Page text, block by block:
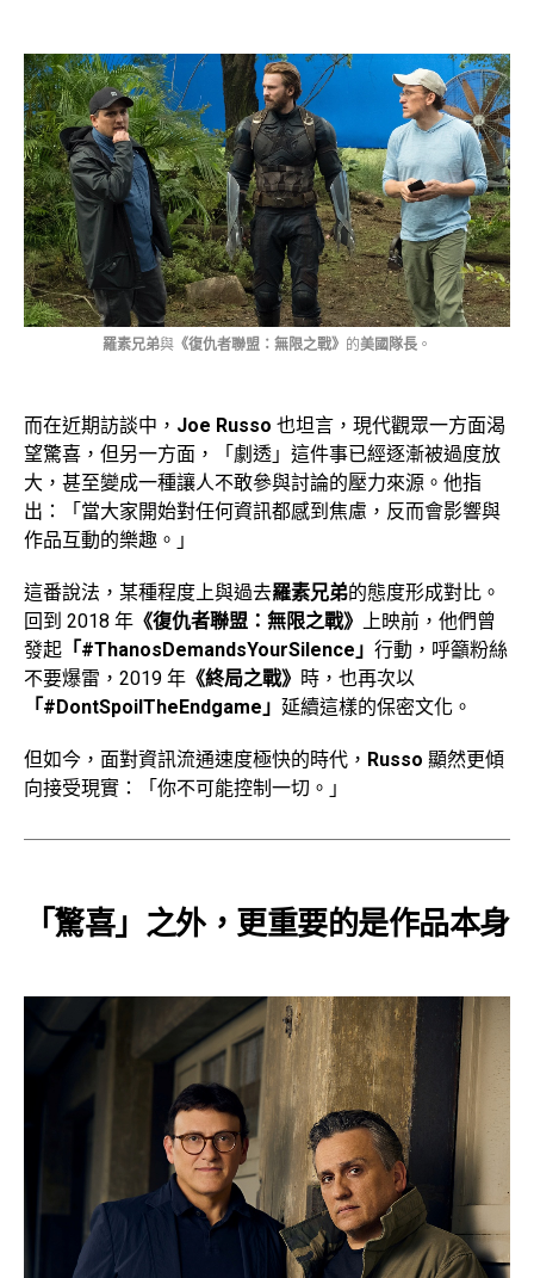
羅素兄弟與 《復仇者聯盟：無限之戰》 的美國隊長 。
而在近期訪談中， Joe Russo 也坦言，現代觀眾一方面渴
望驚喜，但另一方面，「劇透」這件事已經逐漸被過度放
大，甚至變成一種讓人不敢參與討論的壓力來源。他指
出：「當大家開始對任何資訊都感到焦慮，反而會影響與
作品互動的樂趣。」
這番說法，某種程度上與過去羅素兄弟的態度形成對比。
回到 2018 年 《復仇者聯盟：無限之戰》
上映前，他們曾
發起 「#ThanosDemandsYourSilence」 行動，呼籲粉絲
不要爆雷，2019 年 《終局之戰》 時，也再次以
「#DontSpoilTheEndgame」 延續這樣的保密文化。
但如今，面對資訊流通速度極快的時代， Russo 顯然更傾
向接受現實：「你不可能控制一切。」
「驚喜」之外，更重要的是作品本身